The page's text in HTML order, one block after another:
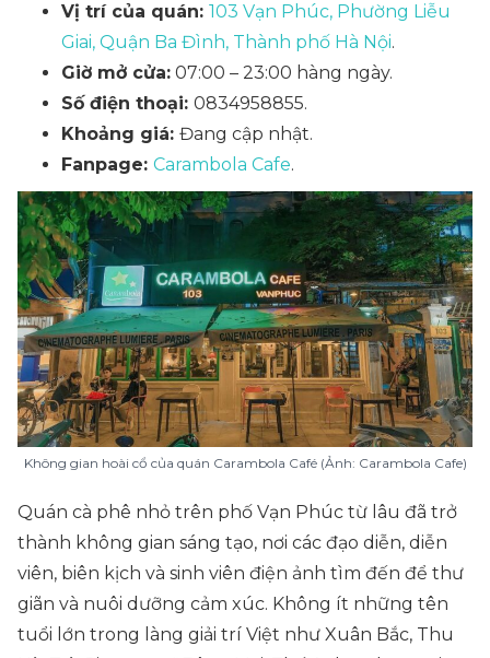
Vị trí của quán: 103 Vạn Phúc, Phường Liễu
Giai, Quận Ba Đình, Thành phố Hà Nội.
Giờ mở cửa: 07:00 – 23:00 hàng ngày.
Số điện thoại: 0834958855.
Khoảng giá: Đang cập nhật.
Fanpage: Carambola Cafe.
Không gian hoài cổ của quán Carambola Café (Ảnh: Carambola Cafe)
Quán cà phê nhỏ trên phố Vạn Phúc từ lâu đã trở
thành không gian sáng tạo, nơi các đạo diễn, diễn
viên, biên kịch và sinh viên điện ảnh tìm đến để thư
giãn và nuôi dưỡng cảm xúc. Không ít những tên
tuổi lớn trong làng giải trí Việt như Xuân Bắc, Thu